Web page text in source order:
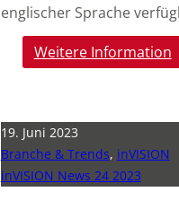
englischer Sprache
Weitere Information
19. Juni 2023
Branche & Trends, inVISION
inVISION News 24 2023